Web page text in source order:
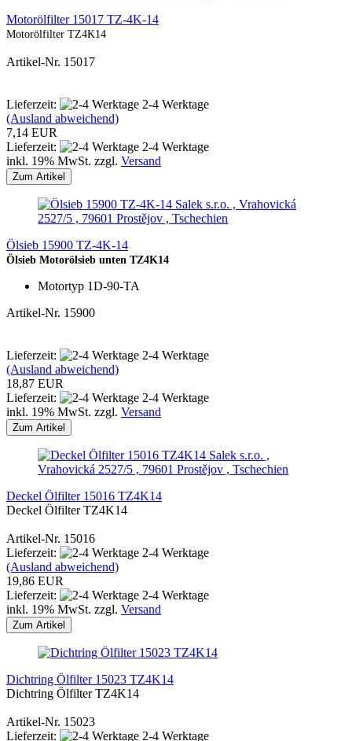
Motorölfilter 15017 TZ-4K-14
Motorölfilter TZ4K14
Artikel-Nr. 15017
Lieferzeit:
2-4 Werktage
(Ausland abweichend)
7,14 EUR
Lieferzeit:
2-4 Werktage
inkl. 19% MwSt. zzgl. Versand
Zum Artikel
Salek s.r.o. , Vrahovická
2527/5 , 79601 Prostějov , Tschechien
Ölsieb 15900 TZ-4K-14
Ölsieb Motorölsieb unten TZ4K14
Motortyp 1D-90-TA
Artikel-Nr. 15900
Lieferzeit:
2-4 Werktage
(Ausland abweichend)
18,87 EUR
Lieferzeit:
2-4 Werktage
inkl. 19% MwSt. zzgl. Versand
Zum Artikel
Salek s.r.o. ,
Vrahovická 2527/5 , 79601 Prostějov , Tschechien
Deckel Ölfilter 15016 TZ4K14
Deckel Ölfilter TZ4K14
Artikel-Nr. 15016
Lieferzeit:
2-4 Werktage
(Ausland abweichend)
19,86 EUR
Lieferzeit:
2-4 Werktage
inkl. 19% MwSt. zzgl. Versand
Zum Artikel
Dichtring Ölfilter 15023 TZ4K14
Dichtring Ölfilter TZ4K14
Artikel-Nr. 15023
Lieferzeit:
2-4 Werktage